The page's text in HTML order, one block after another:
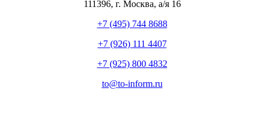
111396, г. Москва, а/я 16
+7 (495) 744 8688
+7 (926) 111 4407
+7 (925) 800 4832
to​@​to-inform.ru